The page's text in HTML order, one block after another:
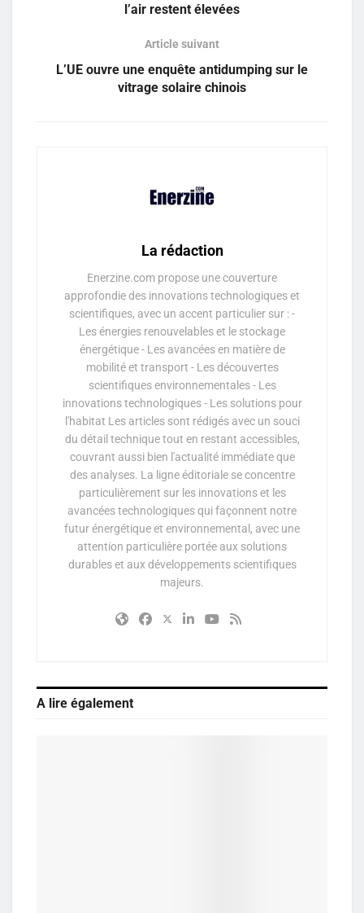
l’air restent élevées
Article suivant
L’UE ouvre une enquête antidumping sur le
vitrage solaire chinois
La rédaction
Enerzine.com propose une couverture
approfondie des innovations technologiques et
scientifiques, avec un accent particulier sur : -
Les énergies renouvelables et le stockage
énergétique - Les avancées en matière de
mobilité et transport - Les découvertes
scientifiques environnementales - Les
innovations technologiques - Les solutions pour
l'habitat Les articles sont rédigés avec un souci
du détail technique tout en restant accessibles,
couvrant aussi bien l'actualité immédiate que
des analyses. La ligne éditoriale se concentre
particulièrement sur les innovations et les
avancées technologiques qui façonnent notre
futur énergétique et environnemental, avec une
attention particulière portée aux solutions
durables et aux développements scientifiques
majeurs.
A lire également